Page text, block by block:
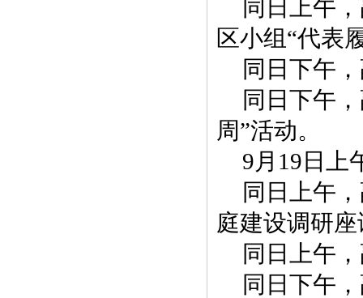
同日上午
区小组“代表
同日下午
同日下午
周”活动。
9月19日上
同日上午
庭建设调研
同日上午
同日下午